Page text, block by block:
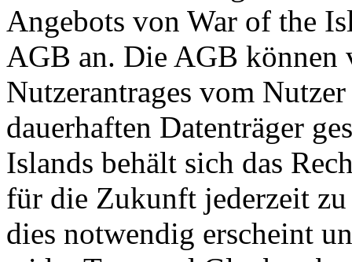
Angebots von War of the
AGB an. Die AGB können
Nutzerantrages vom
dauerhaften Datenträger
Islands behält sich das
für die Zukunft jederzeit zu
dies notwendig erscheint